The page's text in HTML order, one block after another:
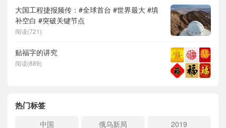
大国工程捷报频传：#全球首台 #世界最大 #填
补空白 #突破关键节点
阅读(721)
贴福字的讲究
阅读(889)
热门标签
中国 俄乌新局 2019